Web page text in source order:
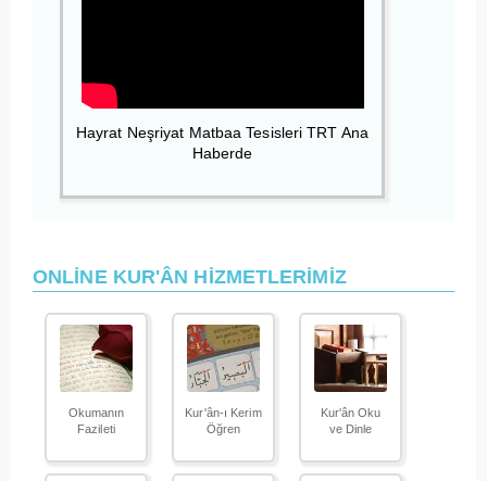
Hayrat Neşriyat Matbaa Tesisleri TRT Ana
Haberde
ONLİNE KUR'ÂN HİZMETLERİMİZ
Okumanın
Fazileti
Kur'ân-ı Kerim
Öğren
Kur'ân Oku
ve Dinle